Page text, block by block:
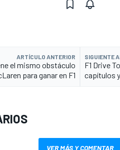
ARTÍCULO ANTERIOR
el mismo obstáculo
para ganar en F1
SIGUIENTE
F1 Drive
capítulos
VER MÁS Y COMENTAR